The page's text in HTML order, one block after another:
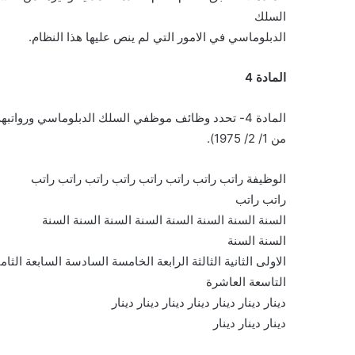
السلك
الدبلوماسي في الامور التي لم ينص عليها هذا النظام.
المادة 4
المادة 4- تحدد وظائف موظفي السلك الدبلوماسي ورواتبهم وزياداتهم السنوية على النحو التالي: ( ويعمل بهذه المادة اعتبارا
من 1/ 2/ 1975).
الوظيفة راتب راتب راتب راتب راتب راتب راتب راتب
راتب راتب
السنة السنة السنة السنة السنة السنة السنة السنة
السنة السنة
الاولى الثانية الثالثة الرابعة الخامسة السادسة السابعة
التاسعة العاشرة
دينار دينار دينار دينار دينار دينار دينار
دينار دينار دينار